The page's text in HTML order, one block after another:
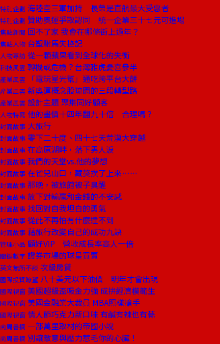
特別企劃 海陸空三軍加持 長榮是直航最大受惠者
特別企劃 贊助奧運爭取認同 統一企業三十七元可進場
焦點新聞 回不了家 我會在哪條街上過年？
焦點人物 台塑駙馬失控記
人物專訪 從一顆蘋果看到全球化的失衡
科技風雲 轉機或危機？台灣雅虎憂喜參半
產業風雲 「電玩星光幫」通吃跨平台大餅
產業風雲 新奧運概念股琉園的三段轉型路
產業風雲 設計主題 聚集同好顧客
人物特寫 他的畫價十四年翻九十倍 合理嗎？
封面故事 大旅行
封面故事 零下二十度、四十七天荒漠大穿越
封面故事 在高原湖畔，落下男人淚
封面故事 我們的天堂vs.他的夢想
封面故事 在雀兒山口，藏獒撲了上來……
封面故事 那晚，被旅館被子臭醒
封面故事 放下對輸贏和金錢的不安感
封面故事 找回對自我坦白的勇氣
封面故事 從此不再怕有什麼達不到
封面故事 藉旅行改變自己的成功九訣
管理小品 顧好VIP 營收成長率高人一倍
關鍵數字 證券市場的球星買賣
英文無所不談 次級房貸
國際投資瞭望 八十美元以下油價 明年才會出現
國際視窗 美國超級盃吸金力強 成拚經濟模範生
國際視窗 美國金融業大裁員 MBA照樣搶手
國際視窗 情人節巧克力新口味 有鹹有辣也有蒜
商周書摘 一部萬里取材的帝國小說
商周書摘 別讓敵意與壓力惹毛你的心臟！